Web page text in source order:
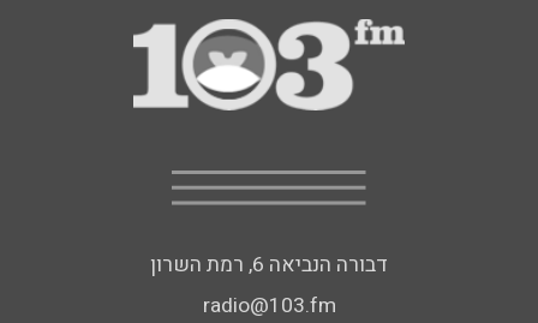
דבורה הנביאה 6, רמת השרון
radio@103.fm